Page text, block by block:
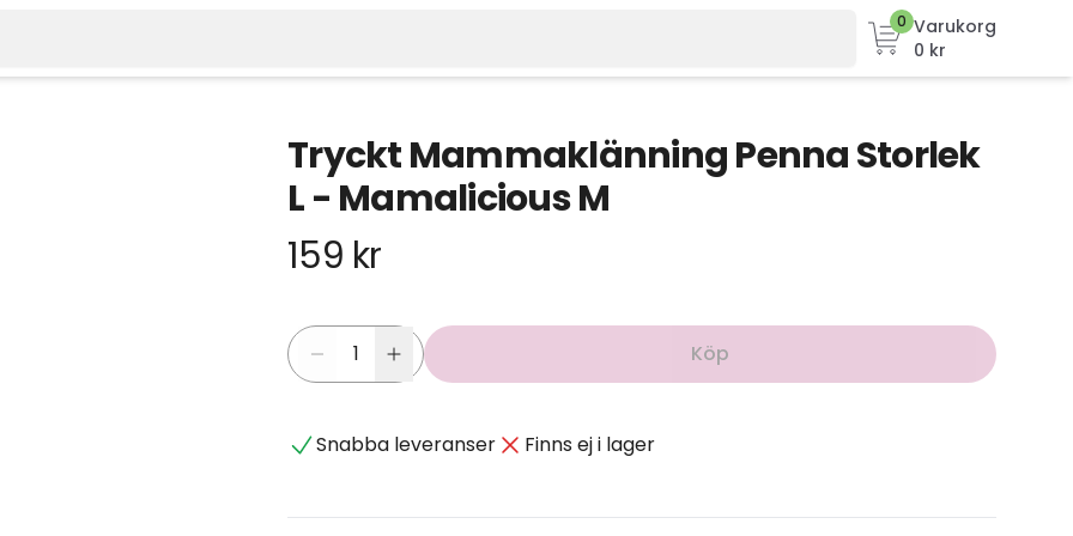
0 Varukorg
0 kr
Tryckt Mammaklänning Penna Storlek
L - Mamalicious M
159 kr
Köp
Snabba leveranser Finns ej i lager